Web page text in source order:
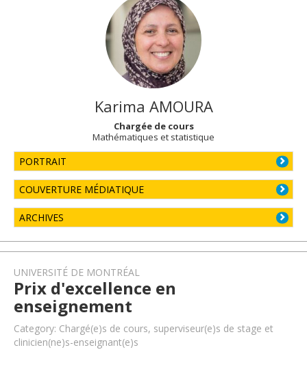
Karima AMOURA
Chargée de cours
Mathématiques et statistique
PORTRAIT
COUVERTURE MÉDIATIQUE
ARCHIVES
UNIVERSITÉ DE MONTRÉAL
Prix d'excellence en
enseignement
Category: Chargé(e)s de cours, superviseur(e)s de stage et
clinicien(ne)s-enseignant(e)s